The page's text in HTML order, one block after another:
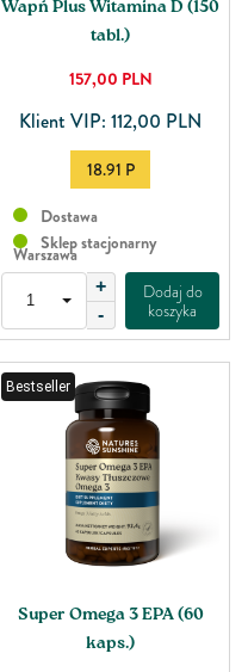
Wapń Plus Witamina D (150
tabl.)
157,00 PLN
Klient VIP: 112,00 PLN
18.91 P
Dostawa
Sklep stacjonarny
Warszawa
+
-
Dodaj do
koszyka
Bestseller
Super Omega 3 EPA (60
kaps.)